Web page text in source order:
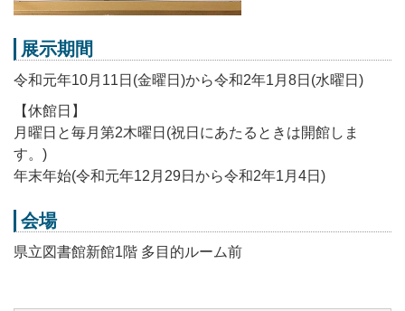
展示期間
令和元年10月11日(金曜日)から令和2年1月8日(水曜日)
【休館日】
月曜日と毎月第2木曜日(祝日にあたるときは開館しま
す。)
年末年始(令和元年12月29日から令和2年1月4日)
会場
県立図書館新館1階 多目的ルーム前